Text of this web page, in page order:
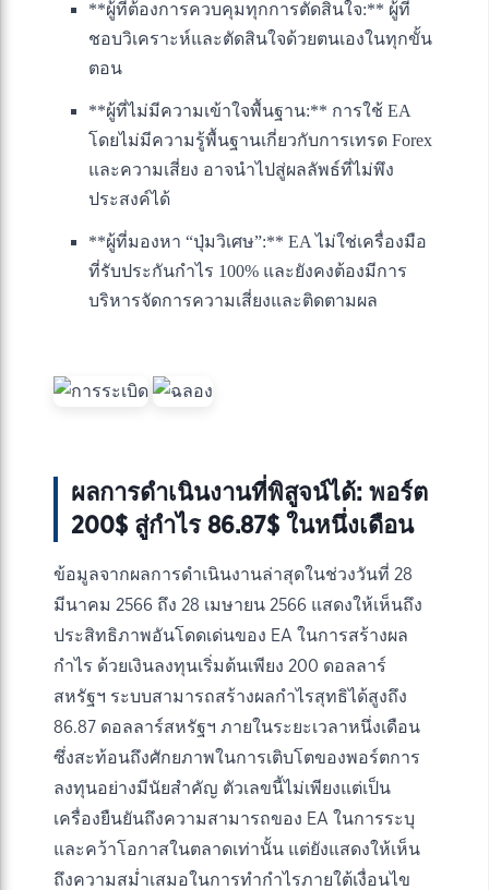
**ผู้ที่ต้องการควบคุมทุกการตัดสินใจ:** ผู้ที่
ชอบวิเคราะห์และตัดสินใจด้วยตนเองในทุกขั้น
ตอน
**ผู้ที่ไม่มีความเข้าใจพื้นฐาน:** การใช้ EA
โดยไม่มีความรู้พื้นฐานเกี่ยวกับการเทรด Forex
และความเสี่ยง อาจนำไปสู่ผลลัพธ์ที่ไม่พึง
ประสงค์ได้
**ผู้ที่มองหา “ปุ่มวิเศษ”:** EA ไม่ใช่เครื่องมือ
ที่รับประกันกำไร 100% และยังคงต้องมีการ
บริหารจัดการความเสี่ยงและติดตามผล
ผลการดำเนินงานที่พิสูจน์ได้: พอร์ต
200$ สู่กำไร 86.87$ ในหนึ่งเดือน
ข้อมูลจากผลการดำเนินงานล่าสุดในช่วงวันที่ 28
มีนาคม 2566 ถึง 28 เมษายน 2566 แสดงให้เห็นถึง
ประสิทธิภาพอันโดดเด่นของ EA ในการสร้างผล
กำไร ด้วยเงินลงทุนเริ่มต้นเพียง 200 ดอลลาร์
สหรัฐฯ ระบบสามารถสร้างผลกำไรสุทธิได้สูงถึง
86.87 ดอลลาร์สหรัฐฯ ภายในระยะเวลาหนึ่งเดือน
ซึ่งสะท้อนถึงศักยภาพในการเติบโตของพอร์ตการ
ลงทุนอย่างมีนัยสำคัญ ตัวเลขนี้ไม่เพียงแต่เป็น
เครื่องยืนยันถึงความสามารถของ EA ในการระบุ
และคว้าโอกาสในตลาดเท่านั้น แต่ยังแสดงให้เห็น
ถึงความสม่ำเสมอในการทำกำไรภายใต้เงื่อนไข